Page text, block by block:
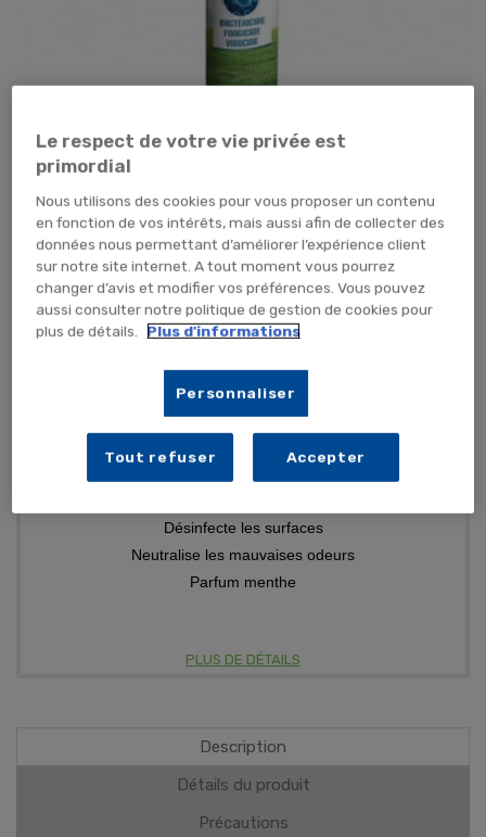
Tap pour zoomer
10,19 € TTC8,49 € HT
PIECE (x1 unité)
TEMPORAIREMENT EN RUPTURE
Désinfecte les surfaces
Neutralise les mauvaises odeurs
Parfum menthe
PLUS DE DÉTAILS
Description
Détails du produit
Précautions
Le respect de votre vie privée est
primordial
Nous utilisons des cookies pour vous proposer un contenu
en fonction de vos intérêts, mais aussi afin de collecter des
données nous permettant d’améliorer l’expérience client
sur notre site internet. A tout moment vous pourrez
changer d’avis et modifier vos préférences. Vous pouvez
aussi consulter notre politique de gestion de cookies pour
plus de détails.
Plus d'informations
Personnaliser
Tout refuser Accepter